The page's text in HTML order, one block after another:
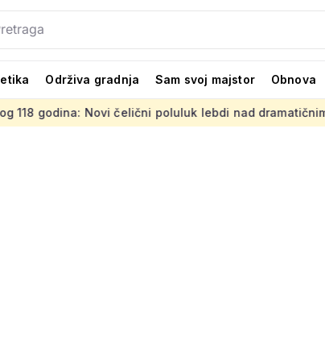
Održiva gradnja Sam svoj majstor Obnova
Novi čelični poluluk lebdi nad dramatičnim klancem